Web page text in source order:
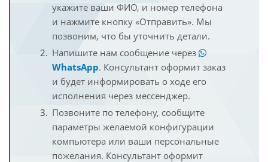
укажите ваши ФИО, и номер телефона
и нажмите кнопку «Отправить». Мы
позвоним, что бы уточнить детали.
Напишите нам сообщение через
WhatsApp. Консультант оформит заказ
и будет информировать о ходе его
исполнения через мессенджер.
Позвоните по телефону, сообщите
параметры желаемой конфигурации
компьютера или ваши персональные
пожелания. Консультант оформит